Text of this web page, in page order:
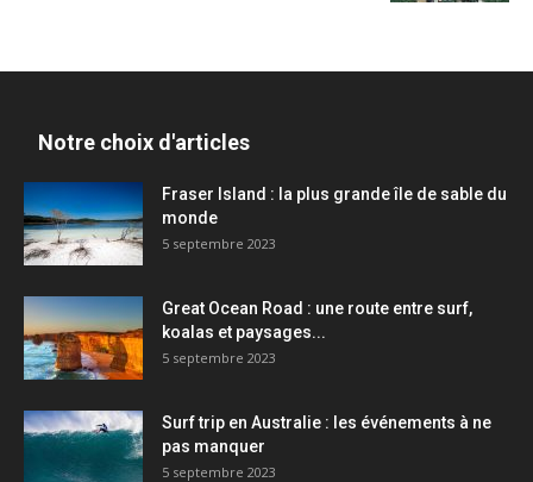
Notre choix d'articles
Fraser Island : la plus grande île de sable du
monde
5 septembre 2023
Great Ocean Road : une route entre surf,
koalas et paysages...
5 septembre 2023
Surf trip en Australie : les événements à ne
pas manquer
5 septembre 2023